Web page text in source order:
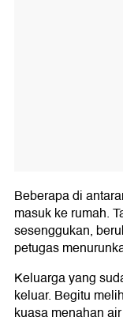
Beberapa di
masuk ke rumah.
sesenggukan,
petugas
Keluarga yang
keluar. Begitu
kuasa menahan